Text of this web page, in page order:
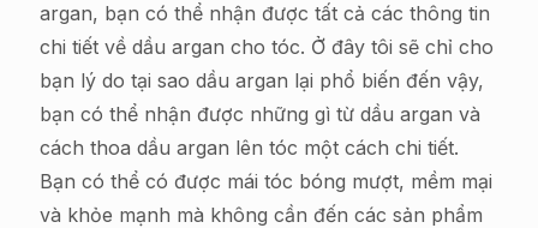
argan, bạn có thể nhận được tất cả các thông tin
chi tiết về dầu argan cho tóc. Ở đây tôi sẽ chỉ cho
bạn lý do tại sao dầu argan lại phổ biến đến vậy,
bạn có thể nhận được những gì từ dầu argan và
cách thoa dầu argan lên tóc một cách chi tiết.
Bạn có thể có được mái tóc bóng mượt, mềm mại
và khỏe mạnh mà không cần đến các sản phẩm